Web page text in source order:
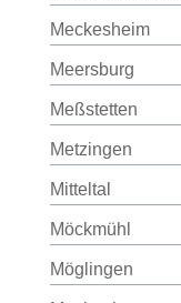
Meckesheim
Meersburg
Meßstetten
Metzingen
Mitteltal
Möckmühl
Möglingen